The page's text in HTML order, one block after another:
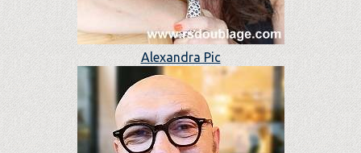
Alexandra Pic